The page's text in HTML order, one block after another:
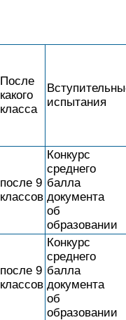
После
какого
класса
испытания
после 9
классов
Конкурс
среднего
балла
документа
об
образовании
после 9
классов
Конкурс
среднего
балла
документа
об
образовании